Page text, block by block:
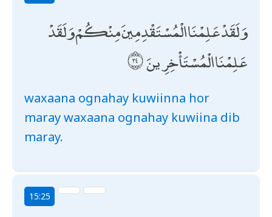
وَلَقَدْ عَلِمْنَا الْمُسْتَقْدِمِينَ مِنْكُمْ وَلَقَدْ
عَلِمْنَا الْمُسْتَأْخِرِينَ
waxaana ognahay kuwiinna hor
maray waxaana ognahay kuwiina dib
maray.
15:25